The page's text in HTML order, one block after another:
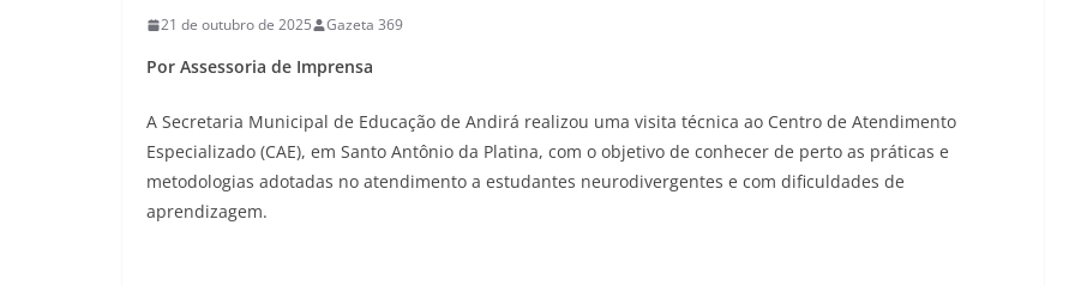
21 de outubro de 2025 Gazeta 369
Por Assessoria de Imprensa
A Secretaria Municipal de Educação de Andirá realizou uma visita técnica ao Centro de Atendimento
Especializado (CAE), em Santo Antônio da Platina, com o objetivo de conhecer de perto as práticas e
metodologias adotadas no atendimento a estudantes neurodivergentes e com dificuldades de
aprendizagem.